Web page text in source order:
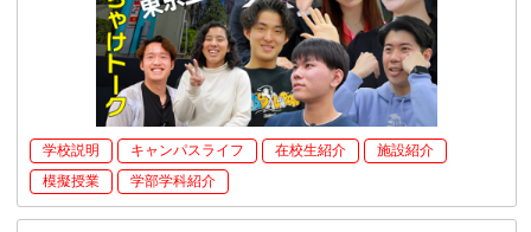
学校説明 キャンパスライフ 在校生紹介
施設紹介
模擬授業
学部学科紹介